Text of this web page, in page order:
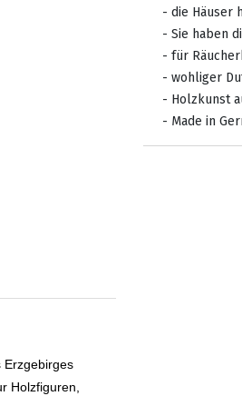
- die Häuser
- Sie haben
- für
- wohliger
- Holzkunst
- Made in
Erzgebirges
Holzfiguren,